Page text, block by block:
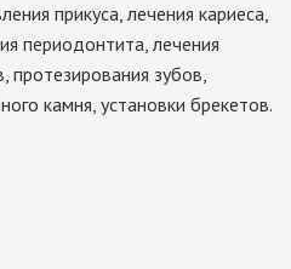
прикуса, лечения кариеса,
периодонтита, лечения
протезирования зубов,
камня, установки брекетов.